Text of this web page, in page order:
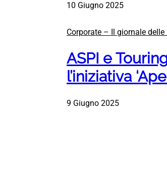
10 Giugno 2025
Corporate – Il giornale delle
ASPI e
l’iniziativa
9 Giugno 2025